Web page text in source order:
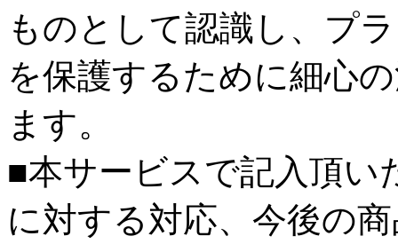
ものとして認識し、プ
を保護するために細心
ます。
■本サービスで記入頂い
に対する対応、今後の